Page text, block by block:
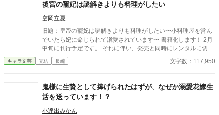
後宮の寵妃は謎解きよりも料理がしたい
空岡立夏
旧題：皇帝の寵妃は謎解きよりも料理がしたい〜小料理屋を営ん
でいたら妃に命じられて溺愛されています〜 書籍化します！ 2月
中旬に刊行予定です。 それに伴い、発売と同時にレンタルに切り
替わります。 【完結】 後宮×契約結婚×溺愛×料理×ミステリー 町
の外れには、絶品のカリーを出す小料理屋がある。 小料理屋を営
る。しかも、月花の味覚は無味無臭の毒すらわかるという特別な
ものだった。 月花はひょんなことから皇帝に出会い、それを理由
に美人の位をさずけられる。 後宮にあがった月花だが、 「なに、
そう構えるな。形だけの皇后だ。ソナタが毒の謎を解いた暁に
キャラ文芸 完結 長編 文字数：117,950
鬼様に生贄として捧げられたはずが、なぜか溺愛花嫁生
活を送っています！？
小達出みかん